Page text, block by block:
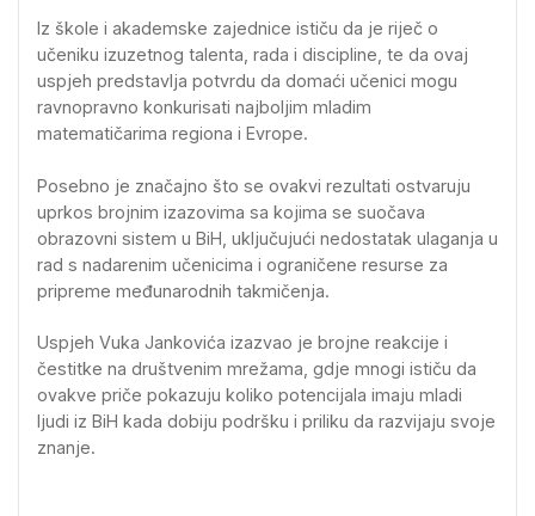
Iz škole i akademske zajednice ističu da je riječ o
učeniku izuzetnog talenta, rada i discipline, te da ovaj
uspjeh predstavlja potvrdu da domaći učenici mogu
ravnopravno konkurisati najboljim mladim
matematičarima regiona i Evrope.
Posebno je značajno što se ovakvi rezultati ostvaruju
uprkos brojnim izazovima sa kojima se suočava
obrazovni sistem u BiH, uključujući nedostatak ulaganja u
rad s nadarenim učenicima i ograničene resurse za
pripreme međunarodnih takmičenja.
Uspjeh Vuka Jankovića izazvao je brojne reakcije i
čestitke na društvenim mrežama, gdje mnogi ističu da
ovakve priče pokazuju koliko potencijala imaju mladi
ljudi iz BiH kada dobiju podršku i priliku da razvijaju svoje
znanje.